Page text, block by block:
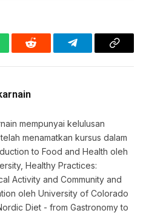
Reddit TelegramCopy
mempunyai kelulusan
menamatkan kursus dalam
to Food and Health oleh
Healthy Practices:
Activity and Community and
oleh University of Colorado
Diet - from Gastronomy to